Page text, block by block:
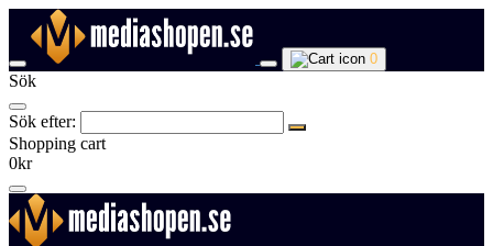
0
Sök
Sök efter:
Shopping cart
0kr